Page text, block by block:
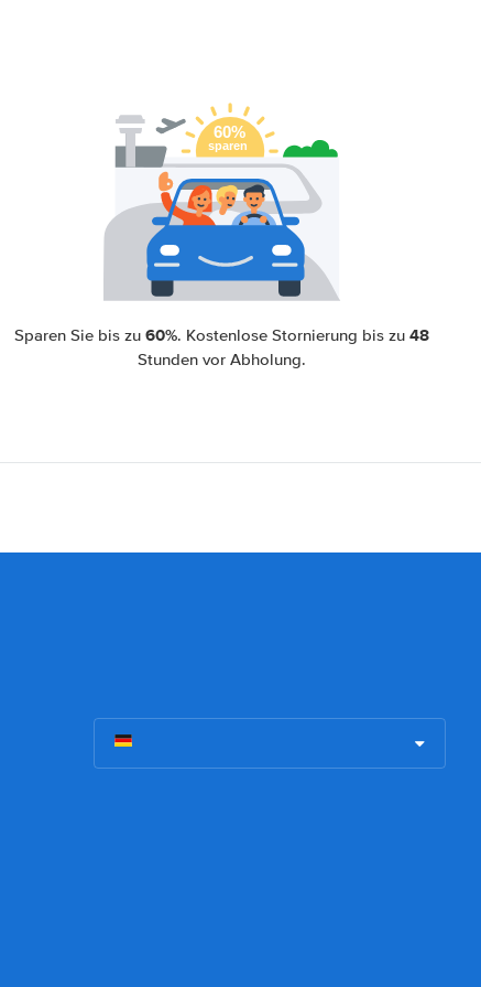
Sparen Sie bis zu60%. Kostenlose Stornierung bis zu48
Stunden vor Abholung.